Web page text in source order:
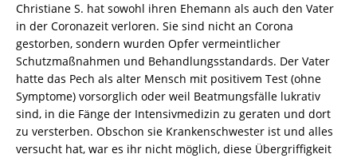
Christiane S. hat sowohl ihren Ehemann als auch den Vater
in der Coronazeit verloren. Sie sind nicht an Corona
gestorben, sondern wurden Opfer vermeintlicher
Schutzmaßnahmen und Behandlungsstandards. Der Vater
hatte das Pech als alter Mensch mit positivem Test (ohne
Symptome) vorsorglich oder weil Beatmungsfälle lukrativ
sind, in die Fänge der Intensivmedizin zu geraten und dort
zu versterben. Obschon sie Krankenschwester ist und alles
versucht hat, war es ihr nicht möglich, diese Übergriffigkeit